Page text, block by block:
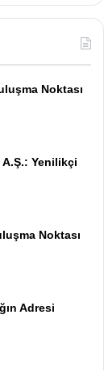
Noktası
Yenilikçi
Noktası
Adresi